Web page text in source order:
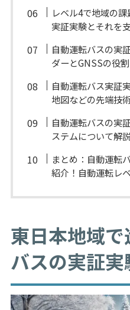
レベル4で地域の
実証実験とそれを
自動運転バスの実
ダーとGNSSの役
自動運転バス実証
地図などの先端技
自動運転バスの実
ステムについて解
まとめ：自動運転
紹介！自動運転レ
東日本地域
バスの実証